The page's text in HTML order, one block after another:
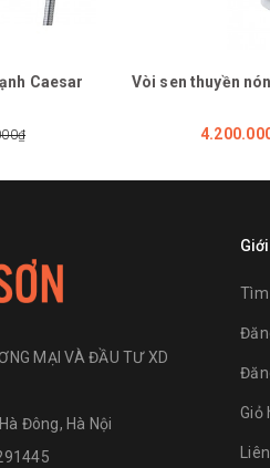
Caesar
Vòi sen thuyền
MẠI VÀ ĐẦU TƯ XD
Đông, Hà Nội
Giỏ